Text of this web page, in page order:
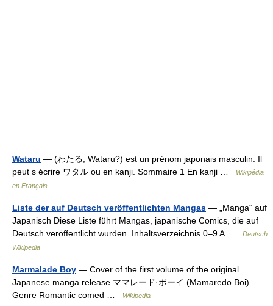
Wataru — (わたる, Wataru?) est un prénom japonais masculin. Il
peut s écrire ワタル ou en kanji. Sommaire 1 En kanji …
Wikipédia
en Français
Liste der auf Deutsch veröffentlichten Mangas — „Manga“ auf
Japanisch Diese Liste führt Mangas, japanische Comics, die auf
Deutsch veröffentlicht wurden. Inhaltsverzeichnis 0–9 A …
Deutsch
Wikipedia
Marmalade Boy — Cover of the first volume of the original
Japanese manga release ママレード·ボーイ (Mamarēdo Bōi)
Genre Romantic comed …
Wikipedia